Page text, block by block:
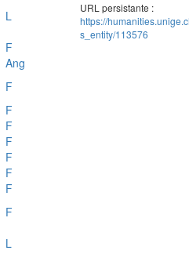
L
F
Ang
F
F
F
F
F
F
F
F
L
URL persistante :
https://
s_entity/113576